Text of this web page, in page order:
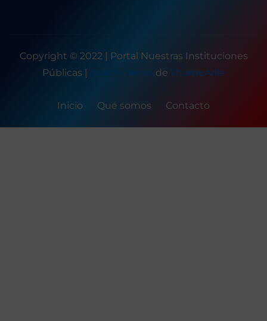
Copyright © 2022 | Portal Nuestras Instituciones
Públicas
Seattle News de ThemeArile
Inicio Qué somos Contacto